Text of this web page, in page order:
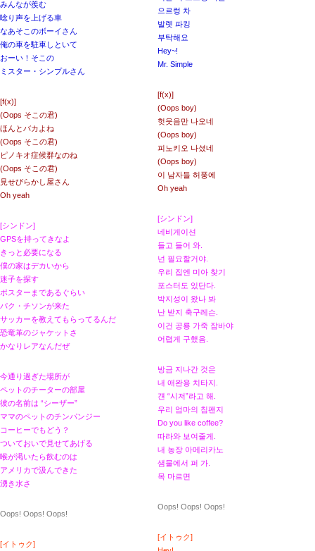
みんなが羨む
唸り声を上げる車
なあそこのボーイさん
俺の車を駐車しといて
おーい！そこの
ミスター・シンプルさん
[f(x)]
(Oops そこの君)
ほんとバカよね
(Oops そこの君)
ピノキオ症候群なのね
(Oops そこの君)
見せびらかし屋さん
Oh yeah
[シンドン]
GPSを持ってきなよ
きっと必要になる
僕の家はデカいから
迷子を探す
ポスターまであるぐらい
パク・チソンが来た
サッカーを教えてもらってるんだ
恐竜革のジャケットさ
かなりレアなんだぜ
今通り過ぎた場所が
ペットのチーターの部屋
彼の名前は “シーザー”
ママのペットのチンパンジー
コーヒーでもどう？
ついておいで見せてあげる
喉が渇いたら飲むのは
アメリカで汲んできた
湧き水さ
Oops! Oops! Oops!
[イトゥク]
으르렁 차
발렛 파킹
부탁해요
Hey~!
Mr. Simple
[f(x)]
(Oops boy)
헛웃음만 나오네
(Oops boy)
피노키오 나셨네
(Oops boy)
이 남자들 허풍에
Oh yeah
[シンドン]
네비게이션
들고 들어 와.
넌 필요할거야.
우리 집엔 미아 찾기
포스터도 있단다.
박지성이 왔나 봐
난 받지 축구레슨.
이건 공룡 가죽 잠바야
어렵게 구했음.
방금 지나간 것은
내 애완용 치타지.
걘 “시저”라고 해.
우리 엄마의 침팬지
Do you like coffee?
따라와 보여줄게.
내 농장 아메리카노
샘물에서 퍼 가.
목 마르면
Oops! Oops! Oops!
[イトゥク]